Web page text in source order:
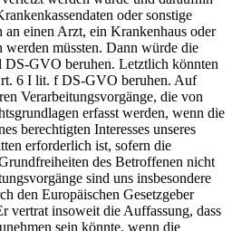
oder sonstige
einen Arzt, ein Krankenhaus oder
werden müssten. Dann würde die
GVO beruhen. Letztlich könnten
6 I lit. f DS-GVO beruhen. Auf
Verarbeitungsvorgänge, die von
erfasst werden, wenn die
berechtigten Interesses unseres
erforderlich ist, sofern die
des Betroffenen nicht
sind uns insbesondere
den Europäischen Gesetzgeber
vertrat insoweit die Auffassung, dass
sein könnte, wenn die